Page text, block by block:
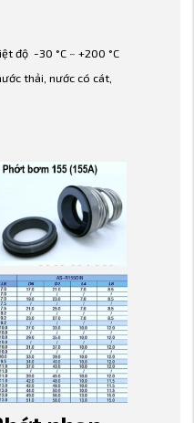
độ -30 °C ~ +200 °C
thải, nước có cát,